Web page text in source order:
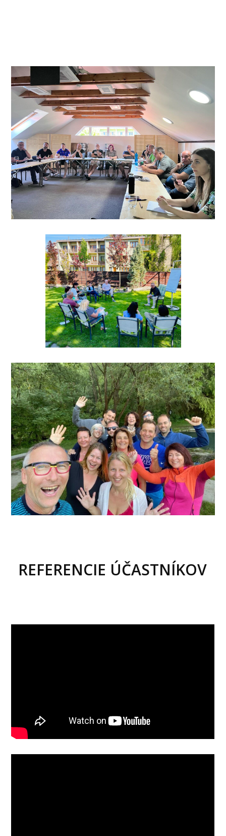
REFERENCIE ÚČASTNÍKOV